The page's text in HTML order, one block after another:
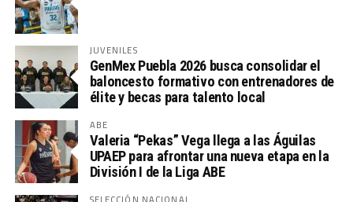
JUVENILES
GenMex Puebla 2026 busca consolidar el
baloncesto formativo con entrenadores de
élite y becas para talento local
ABE
Valeria “Pekas” Vega llega a las Águilas
UPAEP para afrontar una nueva etapa en la
División I de la Liga ABE
SELECCIÓN NACIONAL